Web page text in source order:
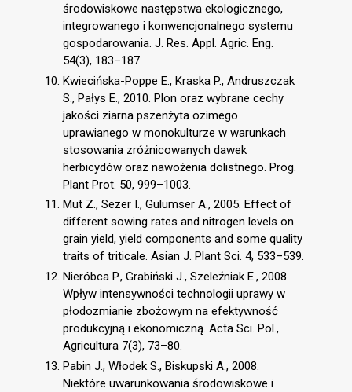
środowiskowe następstwa ekologicznego,
integrowanego i konwencjonalnego systemu
gospodarowania. J. Res. Appl. Agric. Eng.
54(3), 183–187.
Kwiecińska-Poppe E., Kraska P., Andruszczak
S., Pałys E., 2010. Plon oraz wybrane cechy
jakości ziarna pszenżyta ozimego
uprawianego w monokulturze w warunkach
stosowania zróżnicowanych dawek
herbicydów oraz nawożenia dolistnego. Prog.
Plant Prot. 50, 999–1003.
Mut Z., Sezer I., Gulumser A., 2005. Effect of
different sowing rates and nitrogen levels on
grain yield, yield components and some quality
traits of triticale. Asian J. Plant Sci. 4, 533–539.
Nieróbca P., Grabiński J., Szeleźniak E., 2008.
Wpływ intensywności technologii uprawy w
płodozmianie zbożowym na efektywność
produkcyjną i ekonomiczną. Acta Sci. Pol.,
Agricultura 7(3), 73–80.
Pabin J., Włodek S., Biskupski A., 2008.
Niektóre uwarunkowania środowiskowe i